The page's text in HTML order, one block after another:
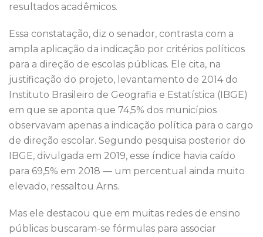
resultados acadêmicos.
Essa constatação, diz o senador, contrasta com a
ampla aplicação da indicação por critérios políticos
para a direção de escolas públicas. Ele cita, na
justificação do projeto, levantamento de 2014 do
Instituto Brasileiro de Geografia e Estatística (IBGE)
em que se aponta que 74,5% dos municípios
observavam apenas a indicação política para o cargo
de direção escolar. Segundo pesquisa posterior do
IBGE, divulgada em 2019, esse índice havia caído
para 69,5% em 2018 — um percentual ainda muito
elevado, ressaltou Arns.
Mas ele destacou que em muitas redes de ensino
públicas buscaram-se fórmulas para associar